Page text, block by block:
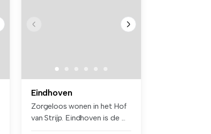
Eindhoven
Zorgeloos wonen in het Hof
van Strijp. Eindhoven is de ...